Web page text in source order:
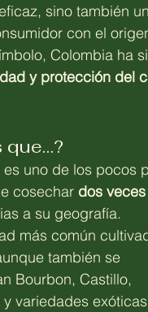
sino también
con el
Colombia ha
y protección del
que…?
uno de los pocos
cosechar dos
a su geografía.
más común
también se
Bourbon, Castillo,
variedades